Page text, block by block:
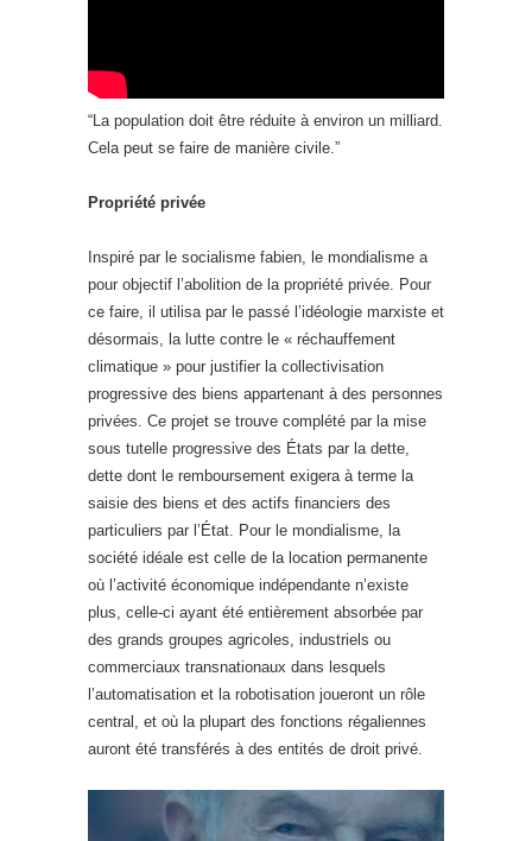
“La population doit être réduite à environ un milliard.
Cela peut se faire de manière civile.”
Propriété privée
Inspiré par le socialisme fabien, le mondialisme a
pour objectif l’abolition de la propriété privée. Pour
ce faire, il utilisa par le passé l’idéologie marxiste et
désormais, la lutte contre le « réchauffement
climatique » pour justifier la collectivisation
progressive des biens appartenant à des personnes
privées. Ce projet se trouve complété par la mise
sous tutelle progressive des États par la dette,
dette dont le remboursement exigera à terme la
saisie des biens et des actifs financiers des
particuliers par l’État. Pour le mondialisme, la
société idéale est celle de la location permanente
où l’activité économique indépendante n’existe
plus, celle-ci ayant été entièrement absorbée par
des grands groupes agricoles, industriels ou
commerciaux transnationaux dans lesquels
l’automatisation et la robotisation joueront un rôle
central, et où la plupart des fonctions régaliennes
auront été transférés à des entités de droit privé.